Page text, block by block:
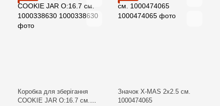
Коробка для зберігання
COOKIE JAR O:16.7 см.
Значок X-MAS 2х2.5 см.
1000474065